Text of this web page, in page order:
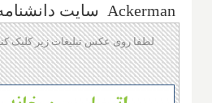
Ackerman سایت دانشنامه
لطفا روی عکس تبلیغات زیر کلیک